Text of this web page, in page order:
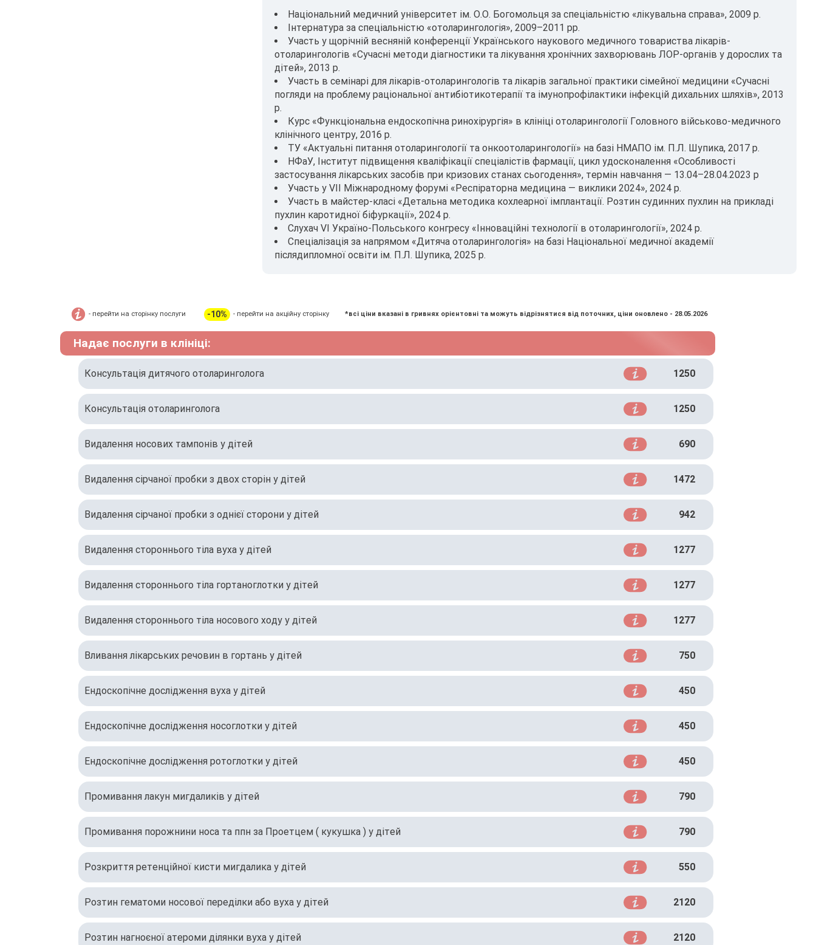
Національний медичний університет ім. О.О. Богомольця за спеціальністю «лікувальна справа», 2009 р.
Інтернатура за спеціальністю «отоларингологія», 2009–2011 рр.
Участь у щорічній весняній конференції Українського наукового медичного товариства лікарів-
отоларингологів «Сучасні методи діагностики та лікування хронічних захворювань ЛОР-органів у дорослих та
дітей», 2013 р.
Участь в семінарі для лікарів-отоларингологів та лікарів загальної практики сімейної медицини «Сучасні
погляди на проблему раціональної антибіотикотерапії та імунопрофілактики інфекцій дихальних шляхів», 2013
р.
Курс «Функціональна ендоскопічна ринохірургія» в клініці отоларингології Головного військово-медичного
клінічного центру, 2016 р.
ТУ «Актуальні питання отоларингології та онкоотоларингології» на базі НМАПО ім. П.Л. Шупика, 2017 р.
НФаУ, Інститут підвищення кваліфікації спеціалістів фармації, цикл удосконалення «Особливості
застосування лікарських засобів при кризових станах сьогодення», термін навчання — 13.04–28.04.2023 р
Участь у VII Міжнародному форумі «Респіраторна медицина — виклики 2024», 2024 р.
Участь в майстер-класі «Детальна методика кохлеарної імплантації. Розтин судинних пухлин на прикладі
пухлин каротидної біфуркації», 2024 р.
Слухач VI Україно-Польського конгресу «Інноваційні технології в отоларингології», 2024 р.
Спеціалізація за напрямом «Дитяча отоларингологія» на базі Національної медичної академії
післядипломної освіти ім. П.Л. Шупика, 2025 р.
- перейти на сторінку послуги -10% - перейти на акційну сторінку *всі ціни вказані в гривнях орієнтовні та можуть відрізнятися від поточних, ціни оновлено - 28.05.2026
Надає послуги в клініці:
Консультація дитячого отоларинголога 1250
Консультація отоларинголога 1250
Видалення носових тампонів у дітей 690
Видалення сірчаної пробки з двох сторін у дітей 1472
Видалення сірчаної пробки з однієї сторони у дітей 942
Видалення стороннього тіла вуха у дітей 1277
Видалення стороннього тіла гортаноглотки у дітей 1277
Видалення стороннього тіла носового ходу у дітей 1277
Вливання лікарських речовин в гортань у дітей 750
Ендоскопічне дослідження вуха у дітей 450
Ендоскопічне дослідження носоглотки у дітей 450
Ендоскопічне дослідження ротоглотки у дітей 450
Промивання лакун мигдаликів у дітей 790
Промивання порожнини носа та ппн за Проетцем ( кукушка ) у дітей 790
Розкриття ретенційної кисти мигдалика у дітей 550
Розтин гематоми носової переділки або вуха у дітей 2120
Розтин нагноєної атероми ділянки вуха у дітей 2120